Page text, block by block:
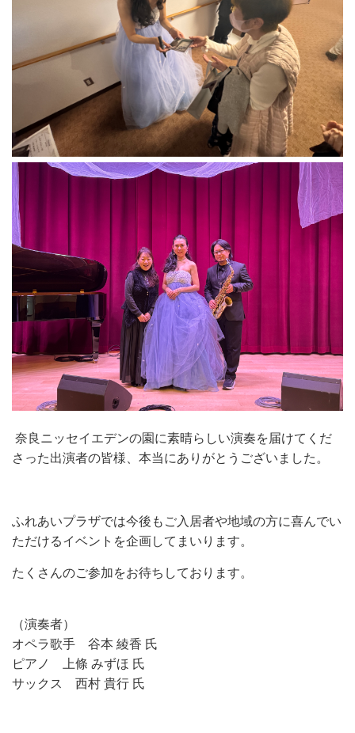
奈良ニッセイエデンの園に素晴らしい演奏を届けてくだ
さった出演者の皆様、本当にありがとうございました。
ふれあいプラザでは今後もご入居者や地域の方に喜んでい
ただけるイベントを企画してまいります。
たくさんのご参加をお待ちしております。
（演奏者）
オペラ歌手 谷本 綾香 氏
ピアノ 上條 みずほ 氏
サックス 西村 貴行 氏